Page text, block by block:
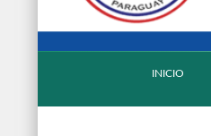
INICIO